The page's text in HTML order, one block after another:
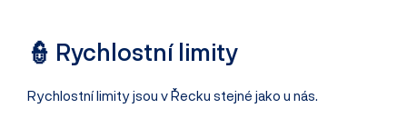
👮 Rychlostní limity
Rychlostní limity jsou v Řecku stejné jako u nás.